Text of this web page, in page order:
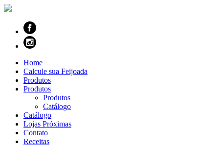
Home
Calcule sua Feijoada
Produtos
Produtos
Produtos
Catálogo
Catálogo
Lojas Próximas
Contato
Receitas